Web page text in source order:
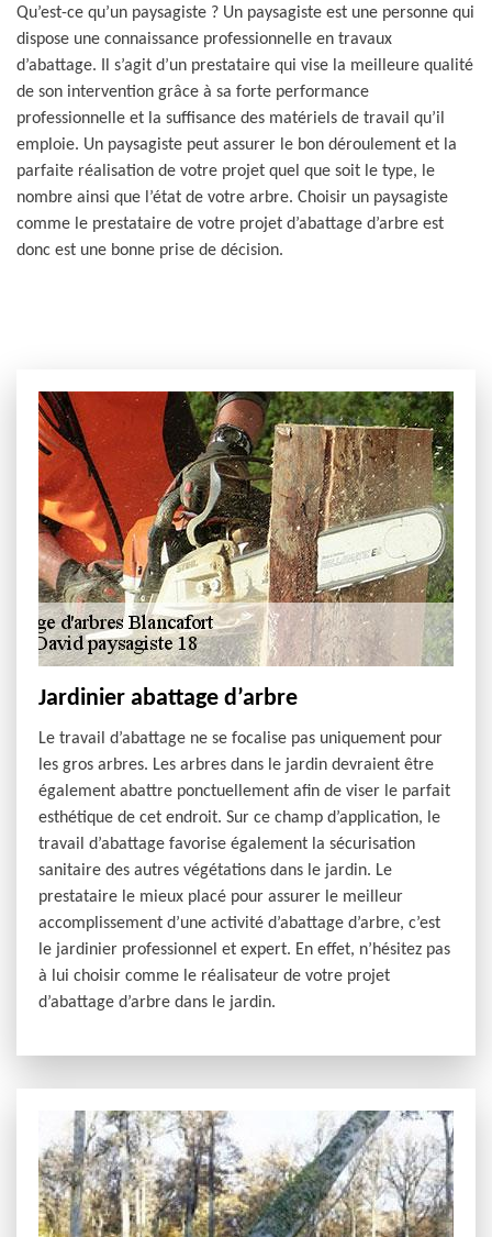
Qu’est-ce qu’un paysagiste ? Un paysagiste est une personne qui
dispose une connaissance professionnelle en travaux
d’abattage. Il s’agit d’un prestataire qui vise la meilleure qualité
de son intervention grâce à sa forte performance
professionnelle et la suffisance des matériels de travail qu’il
emploie. Un paysagiste peut assurer le bon déroulement et la
parfaite réalisation de votre projet quel que soit le type, le
nombre ainsi que l’état de votre arbre. Choisir un paysagiste
comme le prestataire de votre projet d’abattage d’arbre est
donc est une bonne prise de décision.
Jardinier abattage d’arbre
Le travail d’abattage ne se focalise pas uniquement pour
les gros arbres. Les arbres dans le jardin devraient être
également abattre ponctuellement afin de viser le parfait
esthétique de cet endroit. Sur ce champ d’application, le
travail d’abattage favorise également la sécurisation
sanitaire des autres végétations dans le jardin. Le
prestataire le mieux placé pour assurer le meilleur
accomplissement d’une activité d’abattage d’arbre, c’est
le jardinier professionnel et expert. En effet, n’hésitez pas
à lui choisir comme le réalisateur de votre projet
d’abattage d’arbre dans le jardin.